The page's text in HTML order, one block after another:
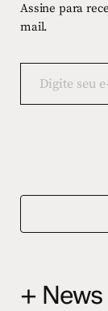
Assine para
mail.
mail…
+ News